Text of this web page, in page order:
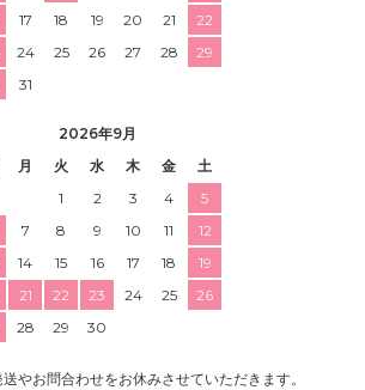
17 18 19 20 21
22
24 25 26 27 28
29
31
2026年9月
月 火 水 木 金
土
1
2 3 4
5
7 8 9 10 11
12
14 15 16 17 18
19
21 22 23 24 25
26
28 29 30
やお問合わせをお休みさせていただきます。